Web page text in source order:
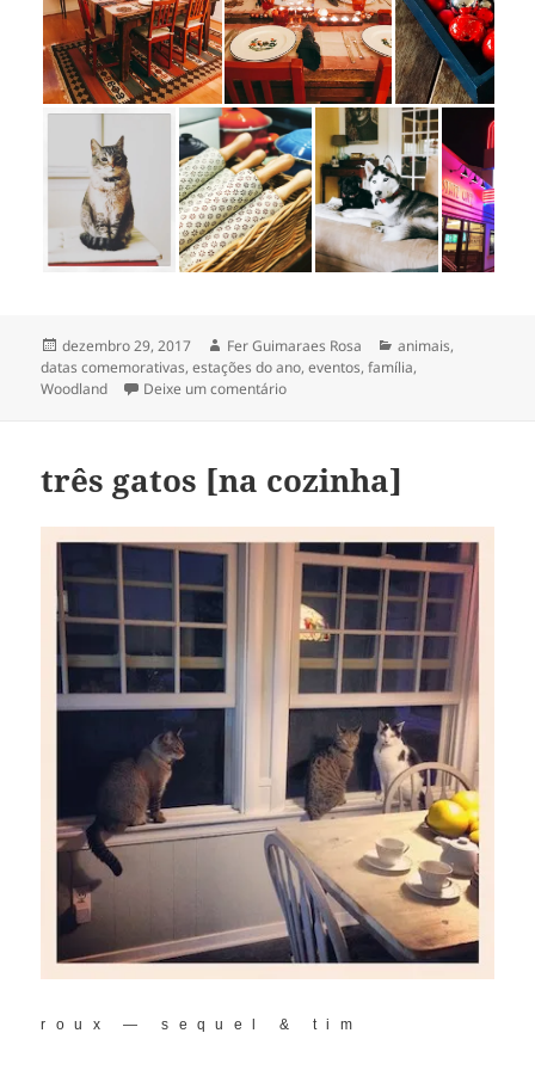
Publicado
em
dezembro 29, 2017 Autor
Fer Guimaraes Rosa Categorias
animais,
datas comemorativas,estações do ano,eventos,família,
Woodland
Deixe um comentárioem ✥ all so good! ✥
três gatos [na cozinha]
roux — sequel & tim